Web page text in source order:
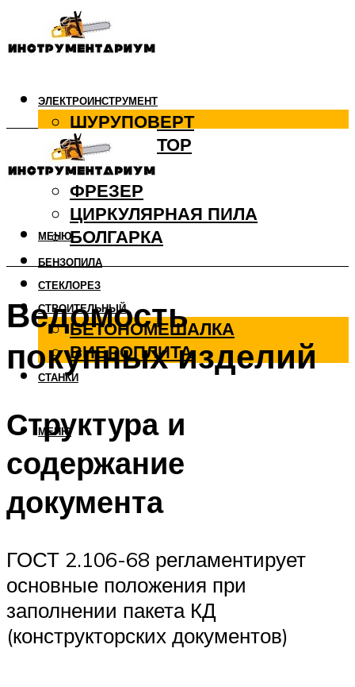
ЭЛЕКТРОИНСТРУМЕНТ
ШУРУПОВЕРТ
ПЕРФОРАТОР
ДРЕЛЬ
ФРЕЗЕР
ЦИРКУЛЯРНАЯ ПИЛА
БОЛГАРКА
БЕНЗОПИЛА
СТЕКЛОРЕЗ
СТРОИТЕЛЬНЫЙ
БЕТОНОМЕШАЛКА
ВИБРОПЛИТА
СТАНКИ
МЕНЮ
МЕНЮ
Ведомость
покупных изделий
Структура и
содержание
документа
ГОСТ 2.106-68 регламентирует
основные положения при
заполнении пакета КД
(конструкторских документов)